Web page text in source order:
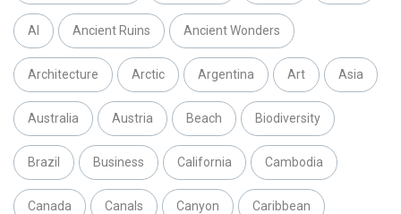
AI Ancient Ruins Ancient Wonders
Architecture Arctic Argentina Art Asia
Australia Austria Beach Biodiversity
Brazil Business California Cambodia
Canada Canals Canyon Caribbean